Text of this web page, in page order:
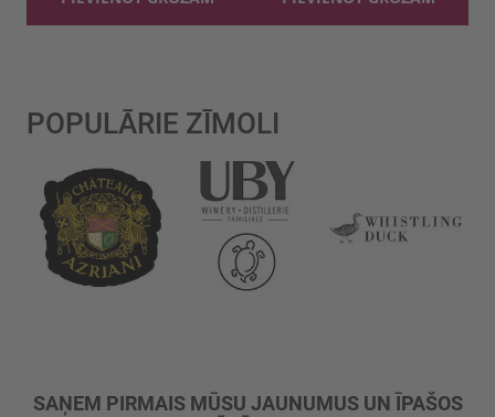
POPULĀRIE ZĪMOLI
SAŅEM PIRMAIS MŪSU JAUNUMUS UN ĪPAŠOS